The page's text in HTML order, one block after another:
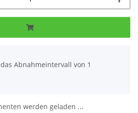
Abnahmeintervall von 1
werden geladen ...